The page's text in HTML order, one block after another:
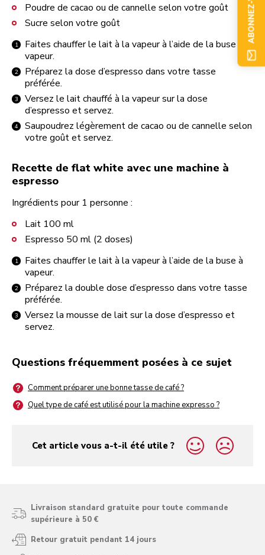
Poudre de cacao ou de cannelle selon votre goût
Sucre selon votre goût
Faites chauffer le lait à la vapeur à l’aide de la buse à
vapeur.
Préparez la dose d’espresso dans votre tasse
préférée.
Versez le lait chauffé à la vapeur sur la dose
d’espresso et servez.
Saupoudrez légèrement de cacao ou de cannelle selon
votre goût et servez.
Recette de flat white avec une machine à
espresso
Ingrédients pour 1 personne :
Lait 100 ml
Espresso 50 ml (2 doses)
Faites chauffer le lait à la vapeur à l’aide de la buse à
vapeur.
Préparez la double dose d’espresso dans votre tasse
préférée.
Versez la mousse de lait sur la dose d’espresso et
servez.
Questions fréquemment posées à ce sujet
Comment préparer une bonne tasse de café ?
Quel type de café est utilisé pour la machine expresso ?
Cet article vous a-t-il été utile ?
yes
no
Livraison standard gratuite pour toute commande
supérieure à 50 €
Retour gratuit pendant 14 jours